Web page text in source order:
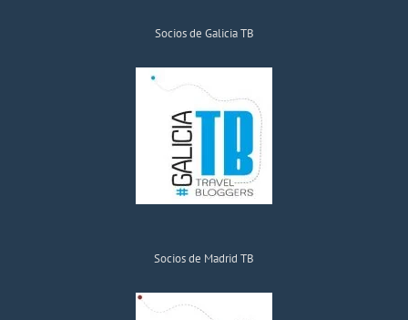
Socios de Galicia TB
Socios de Madrid TB